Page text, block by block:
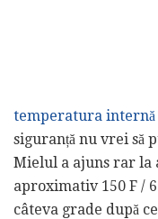
temperatura internă
siguranță nu vrei să
Mielul a ajuns rar la
aproximativ 150 F /
câteva grade după